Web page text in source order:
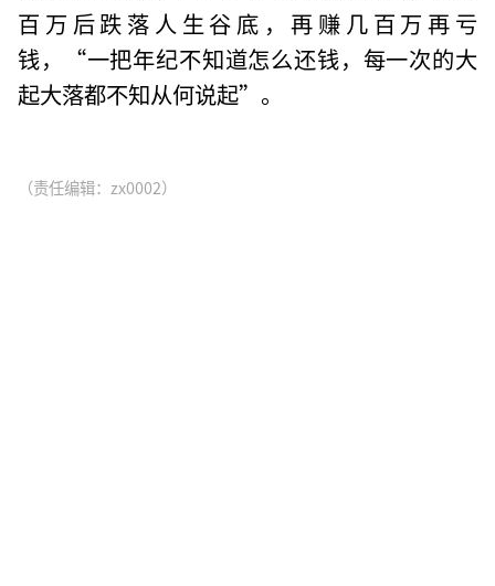
百万后跌落人生谷底，再赚几百万再亏
钱，“一把年纪不知道怎么还钱，每一次的大
起大落都不知从何说起”。
（责任编辑：zx0002）